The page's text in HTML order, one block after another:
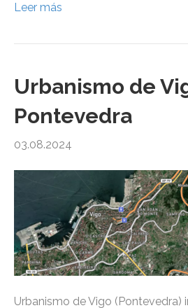
Leer más
Urbanismo de
Pontevedra
03.08.2024
Urbanismo de Vigo (Pontevedra)